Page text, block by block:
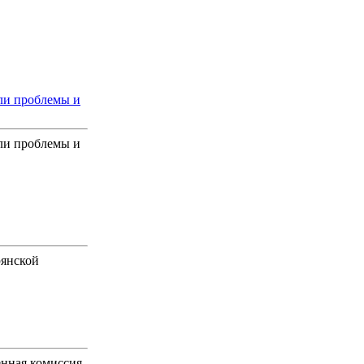
проблемы и
проблемы и